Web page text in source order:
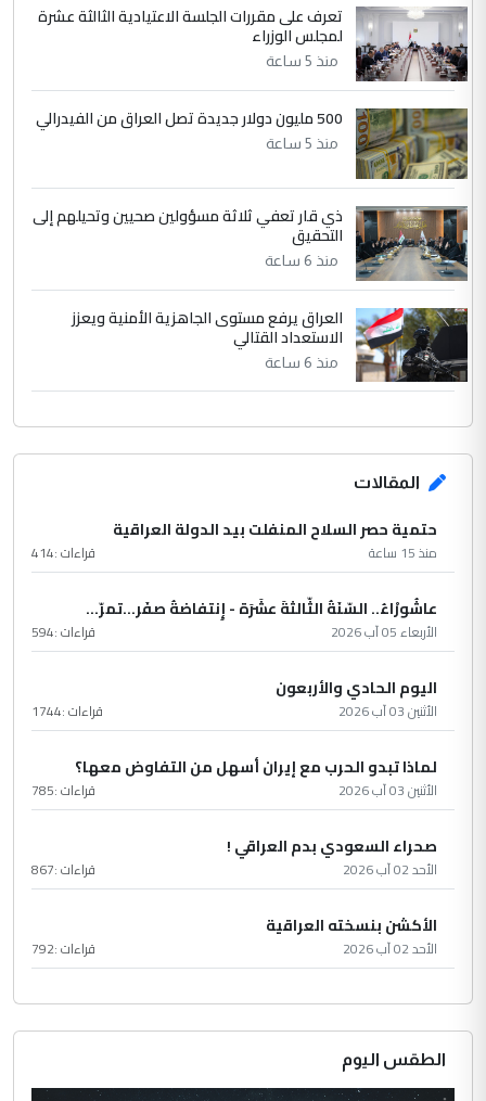
الموضوع :
بين الإهمال واغتصاب الأرض.. بلاد
الرافدين تعاني الجفاف والتصحر!!
تعرف على مقررات الجلسة الاعتيادية الثالثة عشرة
لمجلس الوزراء
منذ 5 ساعة
500 مليون دولار جديدة تصل العراق من الفيدرالي
منذ 5 ساعة
ذي قار تعفي ثلاثة مسؤولين صحيين وتحيلهم إلى
التحقيق
منذ 6 ساعة
العراق يرفع مستوى الجاهزية الأمنية ويعزز
الاستعداد القتالي
منذ 6 ساعة
المقالات
حتمية حصر السلاح المنفلت بيد الدولة العراقية
منذ 15 ساعة قراءات :414
عاشُورْاءُ.. السّنَةُ الثّالثةَ عشَرَة - إِنتفاضةُ صفَر…تمرّ...
الأربعاء 05 آب 2026 قراءات :594
اليوم الحادي والأربعون
الأثنين 03 آب 2026 قراءات :1744
لماذا تبدو الحرب مع إيران أسهل من التفاوض معها؟
الأثنين 03 آب 2026 قراءات :785
صحراء السعودي بدم العراقي !
الأحد 02 آب 2026 قراءات :867
الأكشن بنسخته العراقية
الأحد 02 آب 2026 قراءات :792
الطقس اليوم